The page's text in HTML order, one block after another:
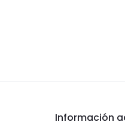
Información